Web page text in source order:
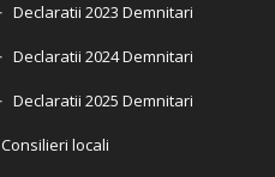
Declaratii 2023 Demnitari
Declaratii 2024 Demnitari
Declaratii 2025 Demnitari
Consilieri locali